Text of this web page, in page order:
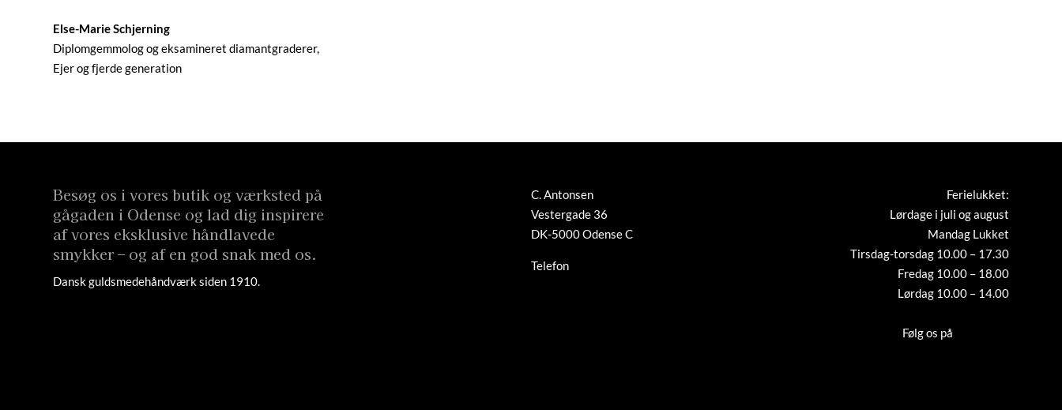
Else-Marie Schjerning
Diplomgemmolog og eksamineret diamantgraderer,
Ejer og fjerde generation
Besøg os i vores butik og værksted på
gågaden i Odense og lad dig inspirere
af vores eksklusive håndlavede
smykker – og af en god snak med os.
Dansk guldsmedehåndværk siden 1910.
C. Antonsen
Vestergade 36
DK-5000 Odense C
Telefon
Ferielukket:
Lørdage i juli og august
Mandag Lukket
Tirsdag-torsdag 10.00 – 17.30
Fredag 10.00 – 18.00
Lørdag 10.00 – 14.00
Følg os på